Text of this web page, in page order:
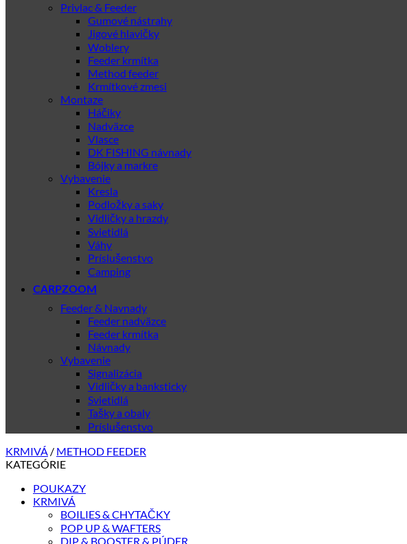
Privlac & Feeder
Gumové nástrahy
Jigové hlavičky
Woblery
Feeder krmítka
Method feeder
Krmítkové zmesi
Montaze
Háčiky
Nadväzce
Vlasce
DK FISHING návnady
Bójky a markre
Vybavenie
Kresla
Podložky a saky
Vidličky a hrazdy
Svietidlá
Váhy
Príslušenstvo
Camping
CARPZOOM
Feeder & Navnady
Feeder nadväzce
Feeder krmítka
Návnady
Vybavenie
Signalizácia
Vidličky a banksticky
Svietidlá
Tašky a obaly
Príslušenstvo
KRMIVÁ / METHOD FEEDER
KATEGÓRIE
POUKAZY
KRMIVÁ
BOILIES & CHYTAČKY
POP UP & WAFTERS
DIP & BOOSTER & PÚDER